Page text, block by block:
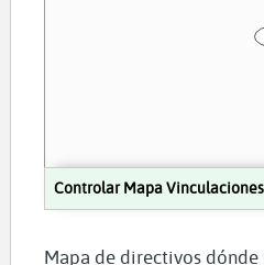
Controlar Mapa Vinculaciones
Mapa de directivos